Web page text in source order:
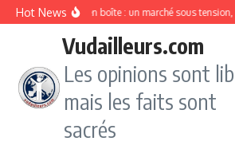
Aller au contenu
Hot NewsSardines en boîte : un marché sous
Vudailleurs.com
Les opinions sont
mais les faits sont
sacrés